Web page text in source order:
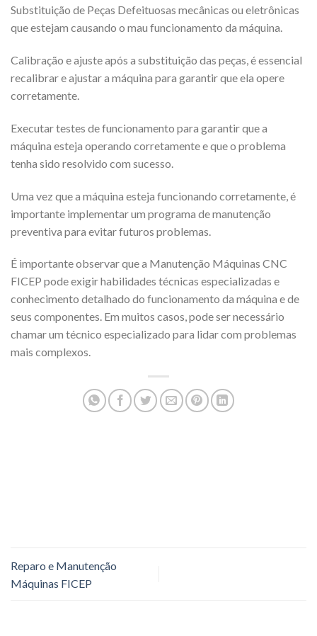
Substituição de Peças Defeituosas mecânicas ou eletrônicas
que estejam causando o mau funcionamento da máquina.
Calibração e ajuste após a substituição das peças, é essencial
recalibrar e ajustar a máquina para garantir que ela opere
corretamente.
Executar testes de funcionamento para garantir que a
máquina esteja operando corretamente e que o problema
tenha sido resolvido com sucesso.
Uma vez que a máquina esteja funcionando corretamente, é
importante implementar um programa de manutenção
preventiva para evitar futuros problemas.
É importante observar que a Manutenção Máquinas CNC
FICEP pode exigir habilidades técnicas especializadas e
conhecimento detalhado do funcionamento da máquina e de
seus componentes. Em muitos casos, pode ser necessário
chamar um técnico especializado para lidar com problemas
mais complexos.
Reparo e Manutenção
Máquinas FICEP